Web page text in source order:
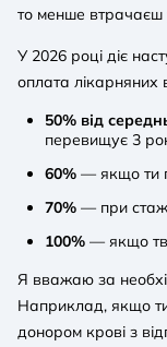
то менше втрачаєш
У 2026 році діє
оплата лікарняних
50% від
перевищує 3
60% — якщо ти
70% — при
100% — якщо
Я вважаю за
Наприклад, якщо
донором крові з